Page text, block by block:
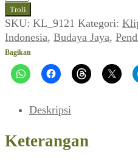
Yus
Rusyana
~
Bilingualisme
dan
Pengajaran
(Budaya
April
1972,
Troli
SKU: KL_9121 Kategori:
Indonesia, Budaya Jaya,
Bagikan
Deskripsi
Keterangan